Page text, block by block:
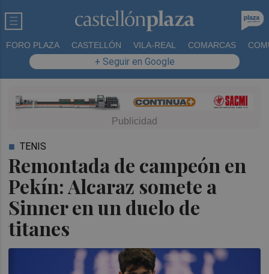
FORO PLAZA CASTELLÓN VILA-REAL COMARCAS
+ Seguir en Google
Remontada de campeón en
Pekín: Alcaraz somete a
Sinner en un duelo de
titanes
TENIS